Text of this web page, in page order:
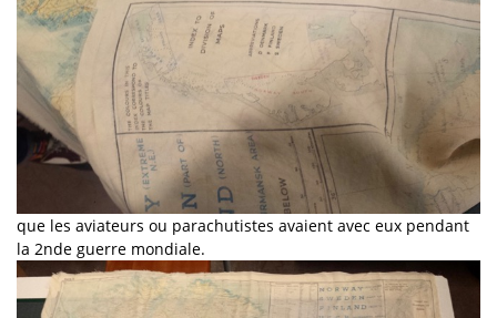
que les aviateurs ou parachutistes avaient avec eux pendant
la 2nde guerre mondiale.